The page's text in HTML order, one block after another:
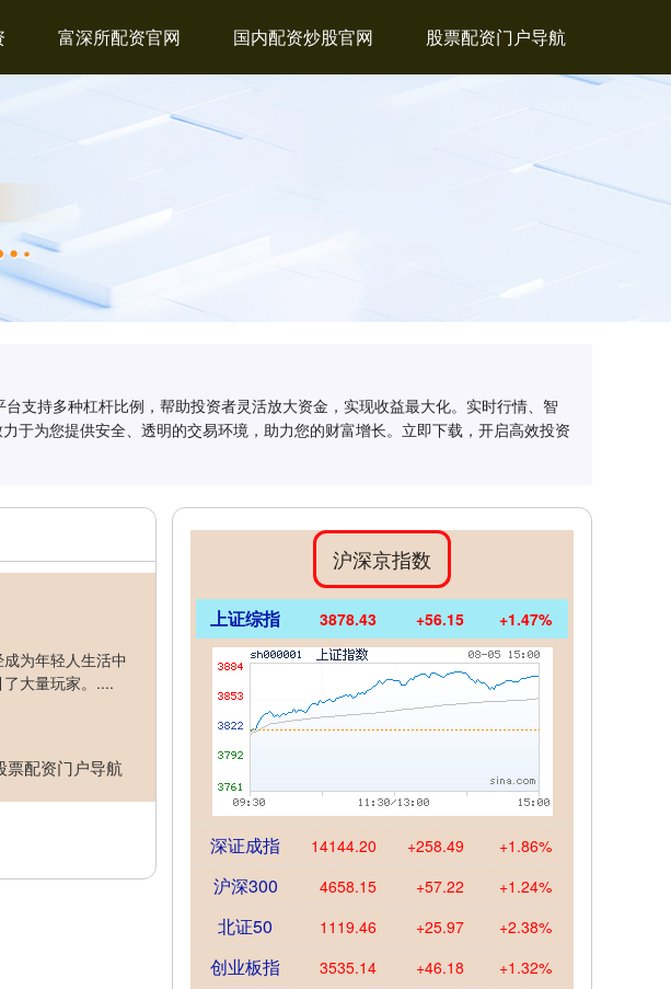
富深所配资官网 国内配资炒股官网 股票配资门户导航
支持多种杠杆比例，帮助投资者灵活放大资金，实现收益最大化。实时行情、智
于为您提供安全、透明的交易环境，助力您的财富增长。立即下载，开启高效投资
为年轻人生活中
大量玩家。....
票配资门户导航
沪深京指数
上证综指 3878.43 +56.15 +1.47%
深证成指 14144.20 +258.49 +1.86%
沪深300 4658.15 +57.22 +1.24%
北证50 1119.46 +25.97 +2.38%
创业板指 3535.14 +46.18 +1.32%